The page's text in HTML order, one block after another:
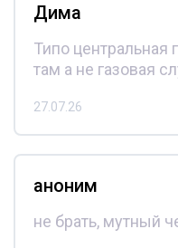
Дима
Типо центральная
там а не газовая
27.07.26
аноним
не брать, мутный